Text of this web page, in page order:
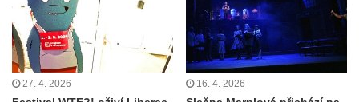
27. 4. 2026 16. 4. 2026